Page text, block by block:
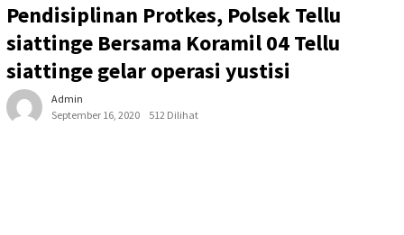
Pendisiplinan Protkes, Polsek Tellu
siattinge Bersama Koramil 04 Tellu
siattinge gelar operasi yustisi
Admin
September 16, 2020
512 Dilihat